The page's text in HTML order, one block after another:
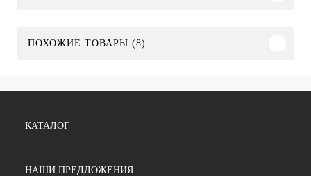
ПОХОЖИЕ ТОВАРЫ (8)
КАТАЛОГ
НАШИ ПРЕДЛОЖЕНИЯ